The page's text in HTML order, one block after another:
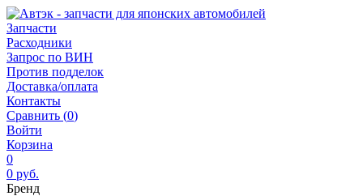
Запчасти
Расходники
Запрос по ВИН
Против подделок
Доставка/оплата
Контакты
Сравнить (0)
Войти
Корзина
0
0 руб.
Бренд